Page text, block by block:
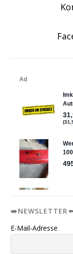
E-Mail-Adresse